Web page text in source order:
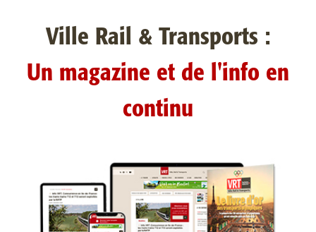
Ville Rail & Transports :
Un magazine et de l'info en
continu